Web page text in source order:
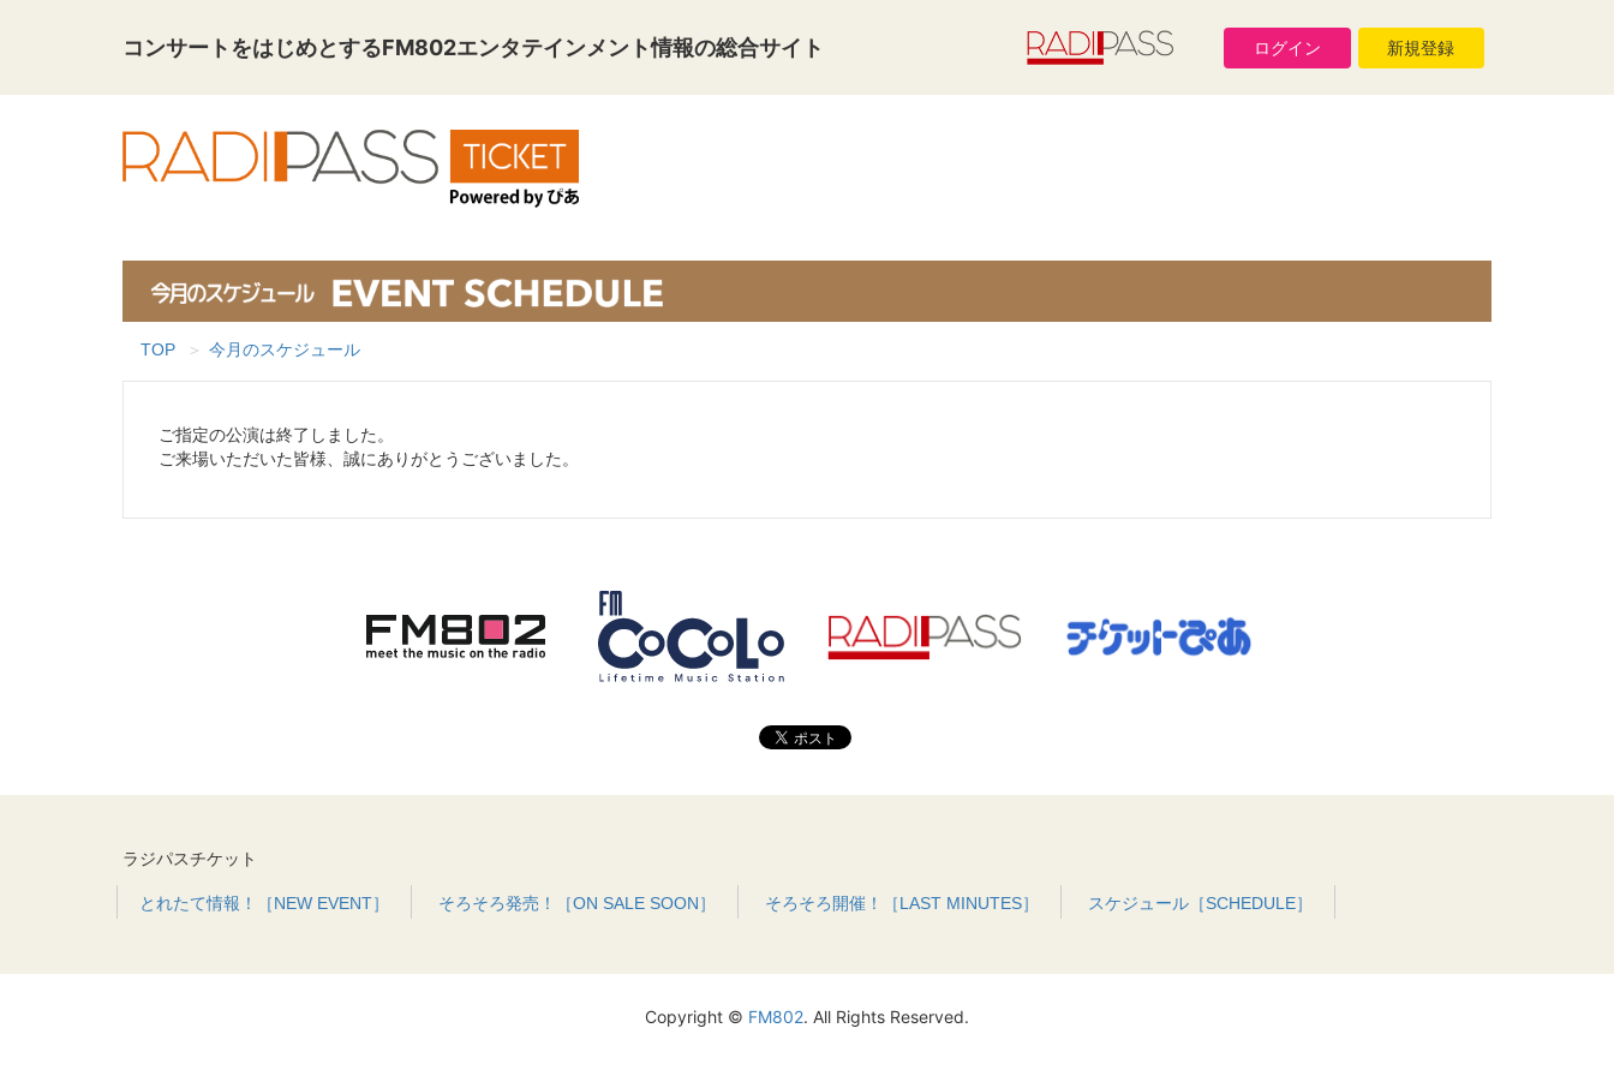
コンサートをはじめとするFM802エンタテインメント情報の総合サイト ログイン 新規登録
TOP 今月のスケジュール
ご指定の公演は終了しました。
ご来場いただいた皆様、誠にありがとうございました。
ラジパスチケット
とれたて情報！［NEW EVENT］ そろそろ発売！［ON SALE SOON］ そろそろ開催！［LAST MINUTES］ スケジュール［SCHEDULE］
Copyright © FM802. All Rights Reserved.